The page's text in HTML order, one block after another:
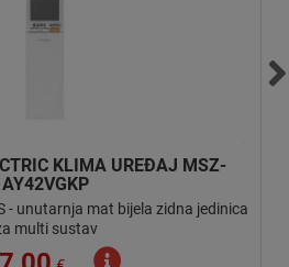
MSZ-LN25VGW
- unutarnja bijela zidna
za multi sustav